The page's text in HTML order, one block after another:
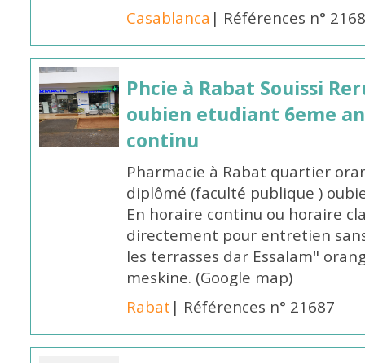
Casablanca | Références n°
Phcie à Rabat Souissi
oubien etudiant 6eme
continu
Pharmacie à Rabat quartier
diplômé (faculté publique )
En horaire continu ou horaire
directement pour entretien
les terrasses dar Essalam"
meskine. (Google map)
Rabat | Références n° 21687